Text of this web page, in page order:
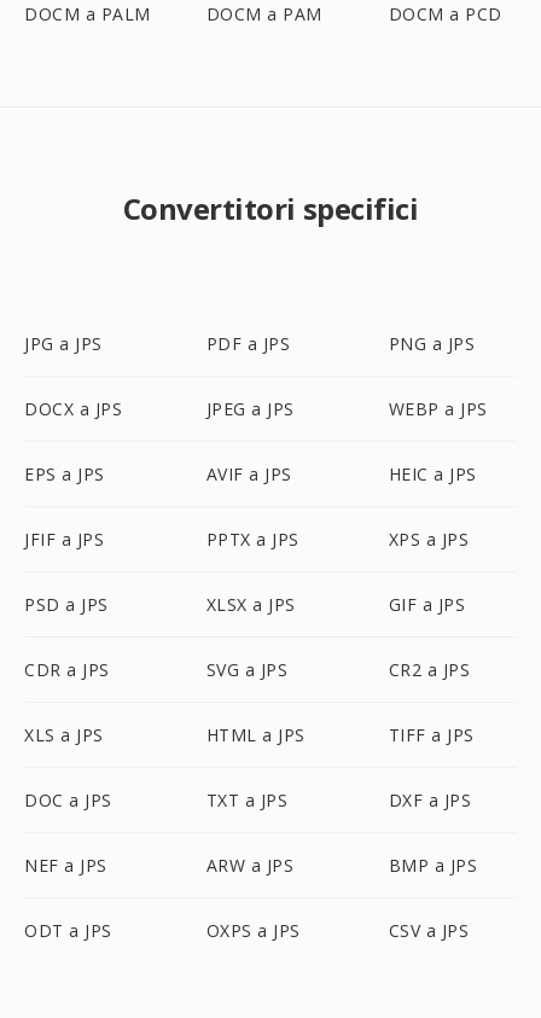
DOCM a PALM DOCM a PAM DOCM a PCD
Convertitori specifici
JPG a JPS PDF a JPS PNG a JPS
DOCX a JPS JPEG a JPS WEBP a JPS
EPS a JPS AVIF a JPS HEIC a JPS
JFIF a JPS PPTX a JPS XPS a JPS
PSD a JPS XLSX a JPS GIF a JPS
CDR a JPS SVG a JPS CR2 a JPS
XLS a JPS HTML a JPS TIFF a JPS
DOC a JPS TXT a JPS DXF a JPS
NEF a JPS ARW a JPS BMP a JPS
ODT a JPS OXPS a JPS CSV a JPS